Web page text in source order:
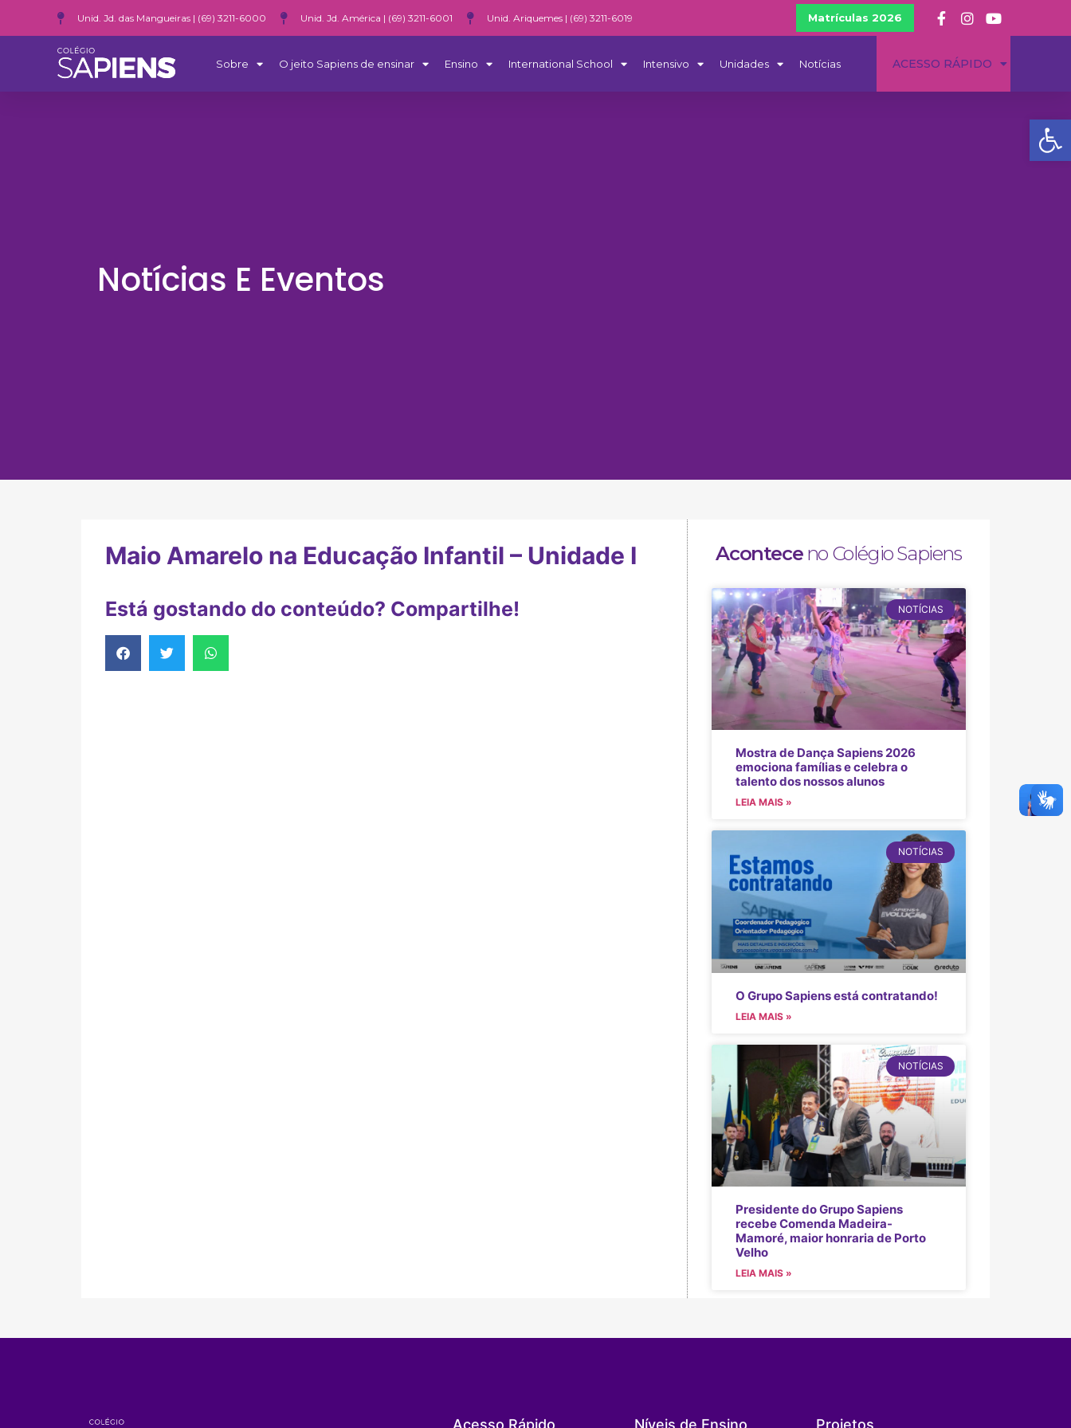
Unid. Jd. das Mangueiras | (69) 3211-6000 Unid. Jd. América | (69) 3211-6001 Unid. Ariquemes | (69) 3211-6019 Matrículas 2026
Sobre O jeito Sapiens de ensinar Ensino International School Intensivo Unidades Notícias ACESSO RÁPIDO
Notícias E Eventos
Maio Amarelo na Educação Infantil – Unidade I
Está gostando do conteúdo? Compartilhe!
Aconteceno Colégio Sapiens
NOTÍCIAS
Mostra de Dança Sapiens 2026
emociona famílias e celebra o
talento dos nossos alunos
LEIA MAIS »
NOTÍCIAS
O Grupo Sapiens está contratando!
LEIA MAIS »
NOTÍCIAS
Presidente do Grupo Sapiens
recebe Comenda Madeira-
Mamoré, maior honraria de Porto
Velho
LEIA MAIS »